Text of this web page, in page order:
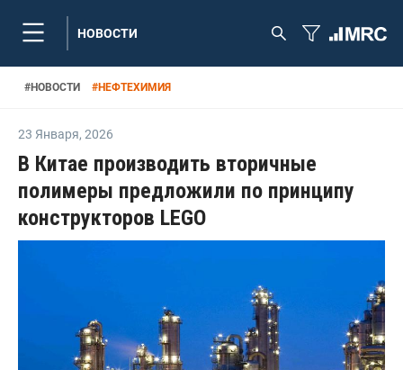
НОВОСТИ
#НОВОСТИ #НЕФТЕХИМИЯ
23 Января, 2026
В Китае производить вторичные
полимеры предложили по принципу
конструкторов LEGO